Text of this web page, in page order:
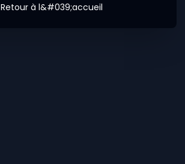
Retour à l&#039;accueil